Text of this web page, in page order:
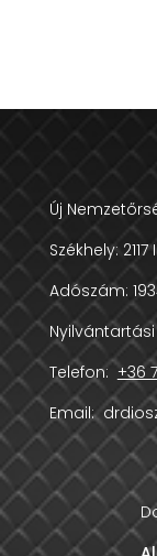
Új
Székhely:
Adószám:
Telefon: +36
Email: